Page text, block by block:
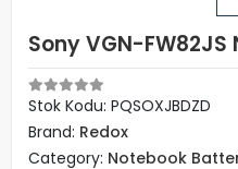
Sony VGN-
Stok Kodu: PQSOXJBDZD
Brand: Redox
Category: Notebook